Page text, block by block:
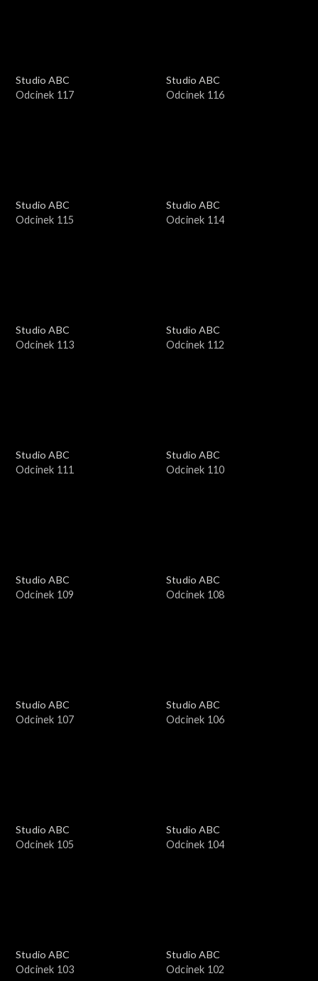
Studio ABC
Odcinek 117
Studio ABC
Odcinek 116
Studio ABC
Odcinek 115
Studio ABC
Odcinek 114
Studio ABC
Odcinek 113
Studio ABC
Odcinek 112
Studio ABC
Odcinek 111
Studio ABC
Odcinek 110
Studio ABC
Odcinek 109
Studio ABC
Odcinek 108
Studio ABC
Odcinek 107
Studio ABC
Odcinek 106
Studio ABC
Odcinek 105
Studio ABC
Odcinek 104
Studio ABC
Odcinek 103
Studio ABC
Odcinek 102